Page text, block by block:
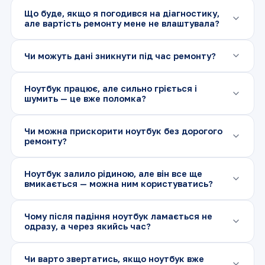
дешевше за новий ноутбук. Після діагностики ми
чесно скажемо, чи виправдано ремонтувати саме
вашу модель.
Що буде, якщо я погодився на діагностику,
але вартість ремонту мене не влаштувала?
пояснимо причину несправності та можливі
варіанти рішення — остаточне рішення завжди за
вами.
Чи можуть дані зникнути під час ремонту?
не зачіпаються, але у складних випадках із
накопичувачем ризик існує. Ми завжди
попереджаємо про це заздалегідь.
Ноутбук працює, але сильно гріється і
шумить — це вже поломка?
з ладу відеочіп або материнську плату.
Профілактика зараз обходиться значно дешевше за
складний ремонт пізніше.
Чи можна прискорити ноутбук без дорогого
ремонту?
додати оперативної пам’яті та почистити систему
від зайвого — це помітно пришвидшує навіть старі
моделі.
Ноутбук залило рідиною, але він все ще
вмикається — можна ним користуватись?
контактів вже почалась, і подальше використання
суттєво знижує шанси на успішний ремонт.
Чому після падіння ноутбук ламається не
одразу, а через якийсь час?
нерідко проявляються з затримкою в кілька днів
Чи варто звертатись, якщо ноутбук вже